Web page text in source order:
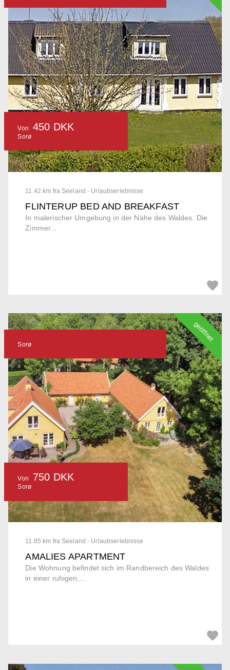
11.42 km fra Seeland - Urlaubserlebnisse
FLINTERUP BED AND BREAKFAST
In malerischer Umgebung in der Nähe des Waldes. Die
Zimmer...
Von 450 DKK
Sorø
11.85 km fra Seeland - Urlaubserlebnisse
AMALIES APARTMENT
Die Wohnung befindet sich im Randbereich des Waldes
in einer ruhigen,...
Sorø
Von 750 DKK
Sorø
geöffnet